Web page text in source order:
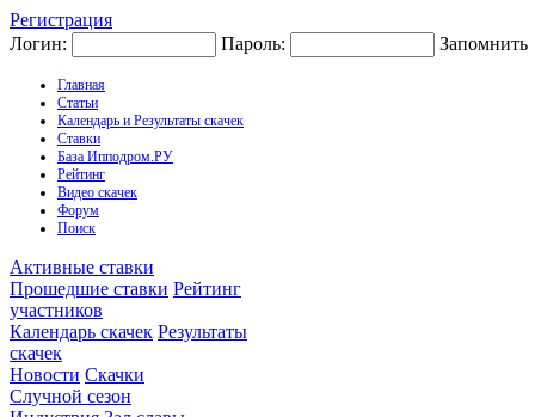
Регистрация
Логин:
Пароль: Запомнить
Главная
Статьи
Календарь и Результаты скачек
Ставки
База Ипподром.РУ
Рейтинг
Видео скачек
Форум
Поиск
Активные ставки
Прошедшие ставки Рейтинг
участников
Календарь скачек Результаты
скачек
Новости Скачки
Случной сезон